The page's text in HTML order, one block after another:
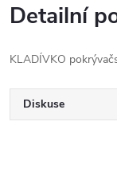
Detailní
KLADÍVKO
Diskuse